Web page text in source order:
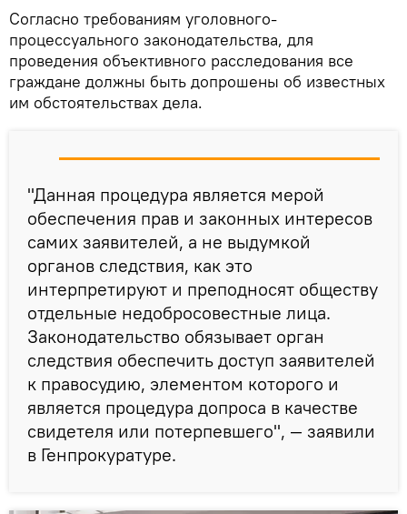
Согласно требованиям уголовного-
процессуального законодательства, для
проведения объективного расследования все
граждане должны быть допрошены об известных
им обстоятельствах дела.
"Данная процедура является мерой
обеспечения прав и законных интересов
самих заявителей, а не выдумкой
органов следствия, как это
интерпретируют и преподносят обществу
отдельные недобросовестные лица.
Законодательство обязывает орган
следствия обеспечить доступ заявителей
к правосудию, элементом которого и
является процедура допроса в качестве
свидетеля или потерпевшего", — заявили
в Генпрокуратуре.